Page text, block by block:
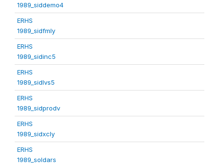
1989_siddemo4
ERHS
1989_sidfmly
ERHS
1989_sidinc5
ERHS
1989_sidlvs5
ERHS
1989_sidprodv
ERHS
1989_sidxcly
ERHS
1989_soldars